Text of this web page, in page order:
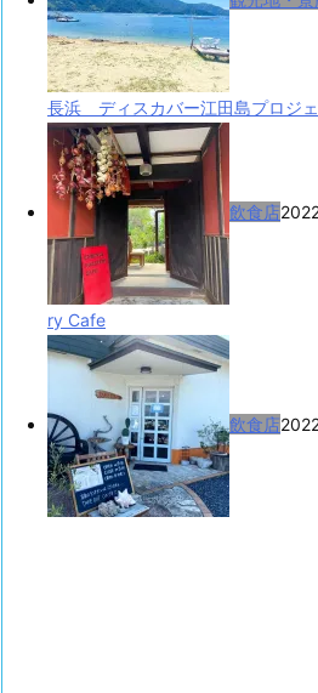
長浜 ディスカバー江田島プロジ
飲食店
ry Cafe
飲食店